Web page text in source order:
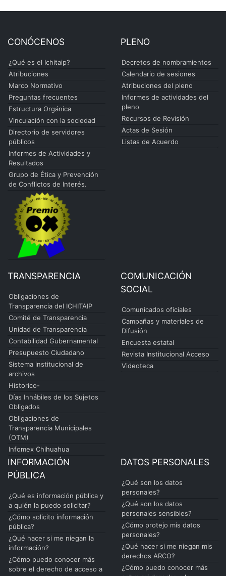
CONÓCENOS
¿Qué es el Ichitaip?
Atribuciones
Marco Normativo
Preguntas frecuentes
Estructura Orgánica
Vinculación con la sociedad
Directorio de servidores
públicos
Informes de Actividades y
Resultados
Grupo de Ética y Prevención
de Conflictos de Interés.
PLENO
Decretos de nombramientos
Calendario de sesiones
Atribuciones del pleno
Informes de actividades del
pleno
Recursos de Revisión
Actas de Sesión
Listas de Acuerdo
TRANSPARENCIA
Obligaciones de
Transparencia del ICHITAIP
Comité de Transparencia
Unidad de Transparencia
Contabilidad Gubernamental
Presupuesto Ciudadano
Sistema institucional de
archivos
Historico-
Días Inhábiles de los Sujetos
Obligados
Obligaciones de
Transparencia Municipales
(OTM)
Infomex Chihuahua
COMUNICACIÓN
SOCIAL
Comunicados oficiales
Campañas y materiales de
Difusión
Encuesta estatal
Revista Institucional Acceso
Videoteca
INFORMACIÓN
PÚBLICA
¿Qué es información pública y
a quién la puedo solicitar?
¿Cómo solicito información
pública?
¿Qué hacer si me niegan la
información?
¿Cómo puedo conocer más
sobre el derecho de acceso a
DATOS PERSONALES
¿Qué son los datos
personales?
¿Qué son los datos
personales sensibles?
¿Cómo protejo mis datos
personales?
¿Qué hacer si me niegan mis
derechos ARCO?
¿Cómo puedo conocer más